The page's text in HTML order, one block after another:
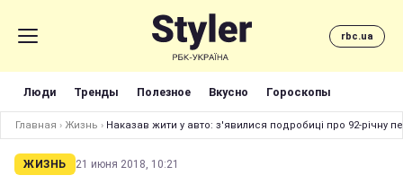
rbc.ua
Люди Тренды Полезное Вкусно Гороскопы
Главная › Жизнь › Наказав жити у авто: з'явилися подробиці про 92-річну
ЖИЗНЬ 21 июня 2018, 10:21